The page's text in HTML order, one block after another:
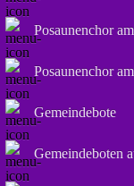
Posaunenchor
Posaunenchor
Gemeindebote
Gemeindeboten